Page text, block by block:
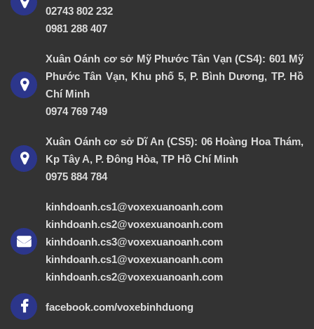
02743 802 232
0981 288 407
Xuân Oánh cơ sở Mỹ Phước Tân Vạn (CS4): 601 Mỹ
Phước Tân Vạn, Khu phố 5, P. Bình Dương, TP. Hồ
Chí Minh
0974 769 749
Xuân Oánh cơ sở Dĩ An (CS5): 06 Hoàng Hoa Thám,
Kp Tây A, P. Đông Hòa, TP Hồ Chí Minh
0975 884 784
kinhdoanh.cs1@voxexuanoanh.com
kinhdoanh.cs2@voxexuanoanh.com
kinhdoanh.cs3@voxexuanoanh.com
kinhdoanh.cs1@voxexuanoanh.com
kinhdoanh.cs2@voxexuanoanh.com
facebook.com/voxebinhduong